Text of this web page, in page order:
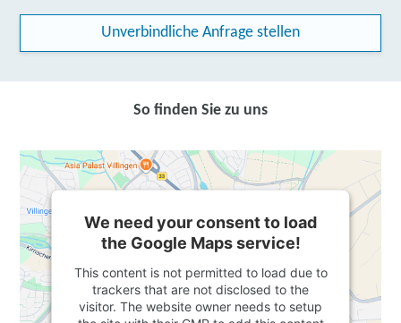
Unverbindliche Anfrage stellen
So finden Sie zu uns
We need your consent to load
the Google Maps service!
This content is not permitted to load due to
trackers that are not disclosed to the
visitor. The website owner needs to setup